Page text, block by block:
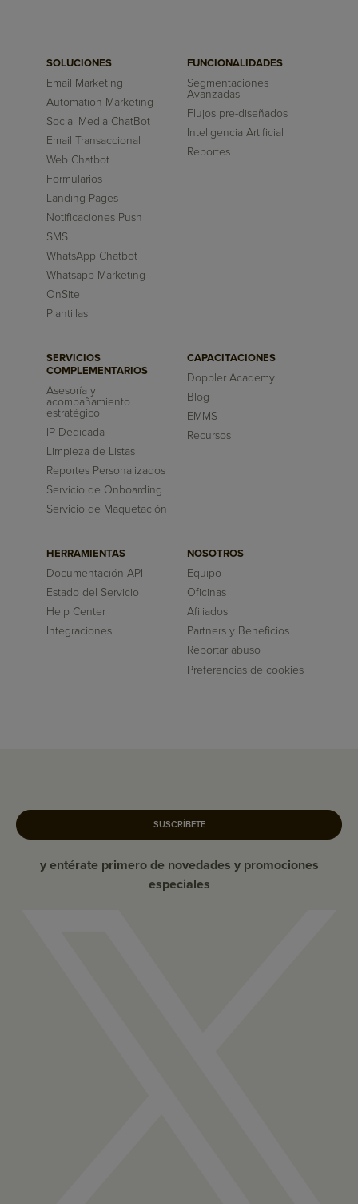
SOLUCIONES
Email Marketing
Automation Marketing
Social Media ChatBot
Email Transaccional
Web Chatbot
Formularios
Landing Pages
Notificaciones Push
SMS
WhatsApp Chatbot
Whatsapp Marketing
OnSite
Plantillas
FUNCIONALIDADES
Segmentaciones
Avanzadas
Flujos pre-diseñados
Inteligencia Artificial
Reportes
SERVICIOS
COMPLEMENTARIOS
Asesoría y
acompañamiento
estratégico
IP Dedicada
Limpieza de Listas
Reportes Personalizados
Servicio de Onboarding
Servicio de Maquetación
CAPACITACIONES
Doppler Academy
Blog
EMMS
Recursos
HERRAMIENTAS
Documentación API
Estado del Servicio
Help Center
Integraciones
NOSOTROS
Equipo
Oficinas
Afiliados
Partners y Beneficios
Reportar abuso
Preferencias de cookies
SUSCRÍBETE
y entérate primero de novedades y promociones
especiales